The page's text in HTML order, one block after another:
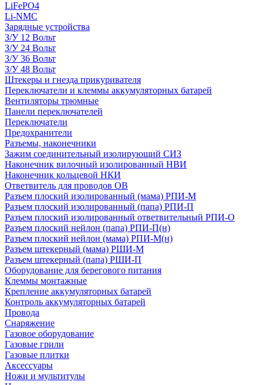
LiFePO4
Li-NMC
Зарядные устройства
З/У 12 Вольт
З/У 24 Вольт
З/У 36 Вольт
З/У 48 Вольт
Штекеры и гнезда прикуривателя
Переключатели и клеммы аккумуляторных батарей
Вентиляторы трюмные
Панели переключателей
Переключатели
Предохранители
Разъемы, наконечники
Зажим соединительный изолирующий СИЗ
Наконечник вилочный изолированный НВИ
Наконечник кольцевой НКИ
Ответвитель для проводов ОВ
Разъем плоский изолированный (мама) РПИ-М
Разъем плоский изолированный (папа) РПИ-П
Разъем плоский изолированный ответвительный РПИ-О
Разъем плоский нейлон (папа) РПИ-П(н)
Разъем плоский нейлон (мама) РПИ-М(н)
Разъем штекерный (мама) РШИ-М
Разъем штекерный (папа) РШИ-П
Оборудование для берегового питания
Клеммы монтажные
Крепление аккумуляторных батарей
Контроль аккумуляторных батарей
Провода
Снаряжение
Газовое оборудование
Газовые грили
Газовые плитки
Аксессуары
Ножи и мультитулы